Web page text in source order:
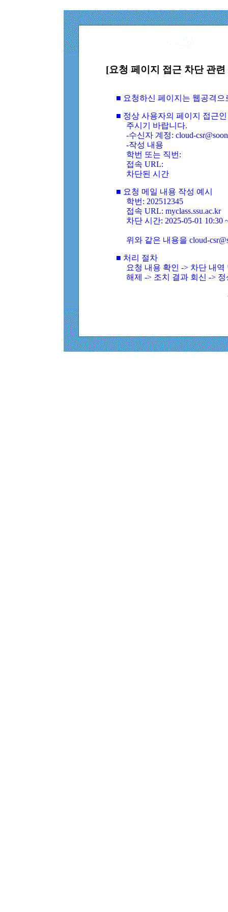
[요청 페이지 접근 차단 관
■ 요청하신 페이지는 웹공격
■ 정상 사용자의 페이지 접근
주시기 바랍니다.
-수신자 계정: cloud-
-작성 내용
학번 또는 직번:
접속 URL:
차단된 시간
■ 요청 메일 내용 작성 예시
학번: 202512345
접속 URL: myclass.ssu.ac.kr
차단 시간: 2025-05-01 10:30
위와 같은 내용을 cloud-
■ 처리 절차
요청 내용 확인 -> 차단 내
해제 -> 조치 결과 회신 ->